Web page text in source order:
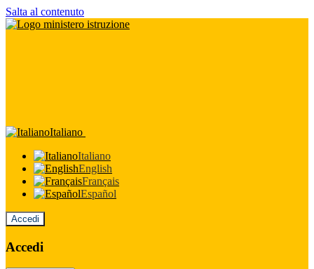
Salta al contenuto
Italiano
Italiano
English
Français
Español
Accedi
Accedi